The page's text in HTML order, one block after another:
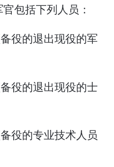
包括下列人员：
役的退出现役的军
役的退出现役的士
役的专业技术人员